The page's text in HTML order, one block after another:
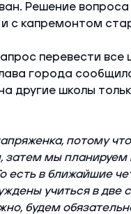
Решение
с капремонтом
перевести
города
другие школы
потому
мы планируем
есть в ближайшие
учиться в две
будем